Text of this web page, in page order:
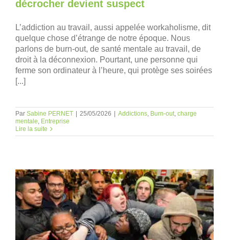
décrocher devient suspect
L’addiction au travail, aussi appelée workaholisme, dit
quelque chose d’étrange de notre époque. Nous
parlons de burn-out, de santé mentale au travail, de
droit à la déconnexion. Pourtant, une personne qui
ferme son ordinateur à l’heure, qui protège ses soirées
[...]
Par Sabine PERNET 25/05/2026 Addictions, Burn-out, charge
mentale, Entreprise
Lire la suite